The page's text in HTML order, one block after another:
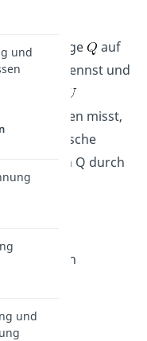
auf
kennst und
Platten misst,
die elektrische
C ist gleich Q durch
elektrischen
und
und